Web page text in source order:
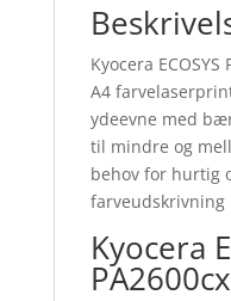
Kyocera
A4
ydeevne med
til mindre og
behov for hurtig
farveudskrivning
Kyocera